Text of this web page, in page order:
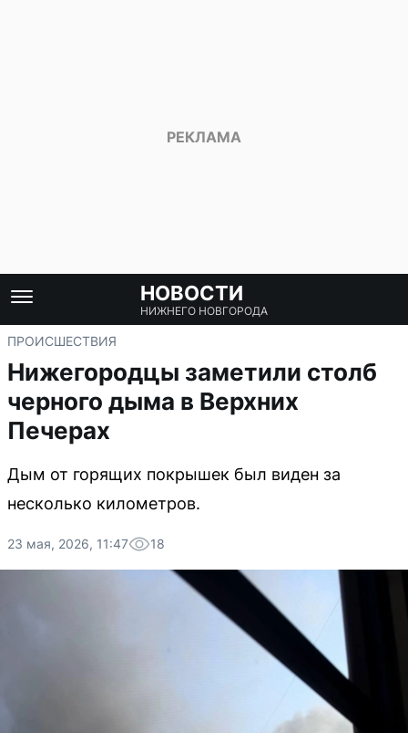
НОВОСТИ
НИЖНЕГО НОВГОРОДА
ПРОИСШЕСТВИЯ
Нижегородцы заметили столб
черного дыма в Верхних
Печерах
Дым от горящих покрышек был виден за
несколько километров.
23 мая, 2026, 11:47 18